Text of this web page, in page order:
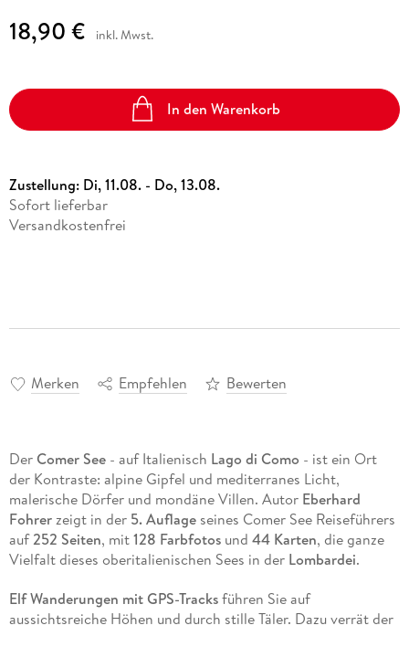
18,90 € inkl. Mwst.
In den Warenkorb
Zustellung: Di, 11.08. - Do, 13.08.
Sofort lieferbar
Versandkostenfrei
Merken Empfehlen Bewerten
Der Comer See- auf Italienisch Lago di Como - ist ein Ort
der Kontraste: alpine Gipfel und mediterranes Licht,
malerische Dörfer und mondäne Villen. Autor Eberhard
Fohrerzeigt in der 5. Auflageseines Comer See Reiseführers
auf252 Seiten, mit128 Farbfotosund 44 Karten, die ganze
Vielfalt dieses oberitalienischen Sees in der Lombardei.
Elf Wanderungen mit GPS-Tracksführen Sie auf
aussichtsreiche Höhen und durch stille Täler. Dazu verrät der